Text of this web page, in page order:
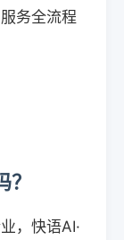
务全流程
，快语AI·